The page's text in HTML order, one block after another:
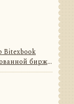
Bitexbook
бирже
данные и
сообщений